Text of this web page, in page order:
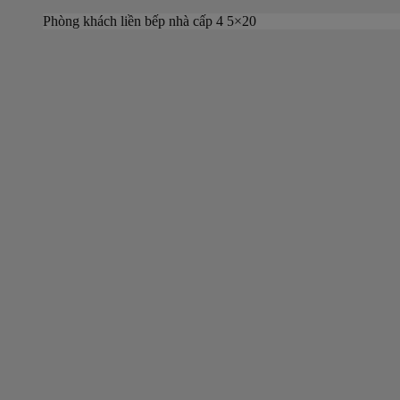
Phòng khách liền bếp nhà cấp 4 5×20